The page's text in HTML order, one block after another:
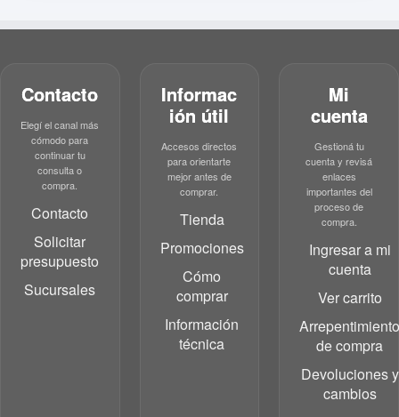
Contacto
Elegí el canal más
cómodo para
continuar tu
consulta o
compra.
Contacto
Solicitar
presupuesto
Sucursales
Informac
ión útil
Accesos directos
para orientarte
mejor antes de
comprar.
Tienda
Promociones
Cómo
comprar
Información
técnica
Mi
cuenta
Gestioná tu
cuenta y revisá
enlaces
importantes del
proceso de
compra.
Ingresar a mi
cuenta
Ver carrito
de compra
Devoluciones y
cambios